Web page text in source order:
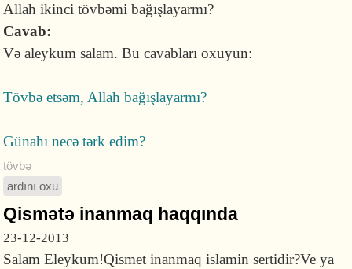
Allah ikinci tövbəmi bağışlayarmı?
Cavab:
Və aleykum salam. Bu cavabları oxuyun:
Tövbə etsəm, Allah bağışlayarmı?
Günahı necə tərk edim?
tövbə
ardını oxu
Qismətə inanmaq haqqında
23-12-2013
Salam Eleykum!Qismet inanmaq islamin sertidir?Ve ya